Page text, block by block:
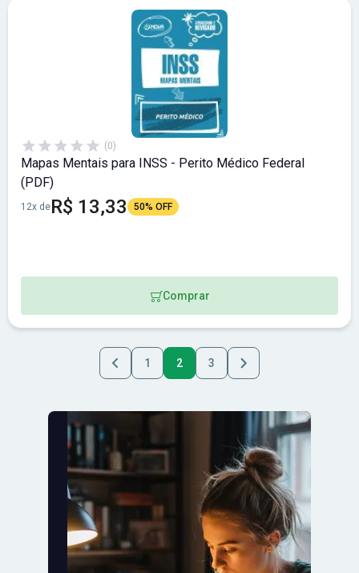
(0)
Mapas Mentais para INSS - Perito Médico Federal
(PDF)
12x deR$ 13,33 50% OFF
Comprar
1 2 3